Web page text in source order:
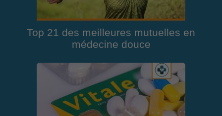
Top 21 des meilleures mutuelles en
médecine douce